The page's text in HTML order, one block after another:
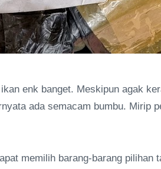
enk banget. Meskipun agak
ada semacam bumbu. Mirip
memilih barang-barang pilihan